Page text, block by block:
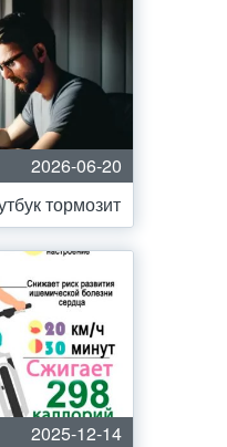
2026-06-20
тормозит
2025-12-14